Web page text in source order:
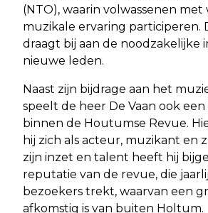
(NTO), waarin volwassenen
muzikale ervaring participeren.
draagt bij aan de noodzakelijke
nieuwe leden.
Naast zijn bijdrage aan het
speelt de heer De Vaan ook
binnen de Houtumse Revue.
hij zich als acteur, muzikant en
zijn inzet en talent heeft hij
reputatie van de revue, die
bezoekers trekt, waarvan een
afkomstig is van buiten Holtum.